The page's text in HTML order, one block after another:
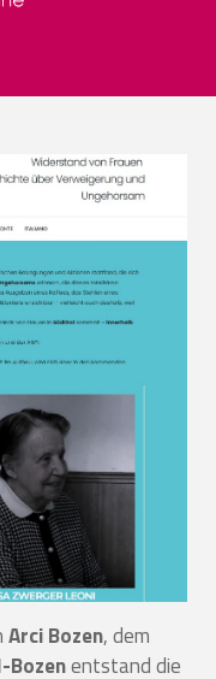
Arci Bozen, dem
Bozenentstand die